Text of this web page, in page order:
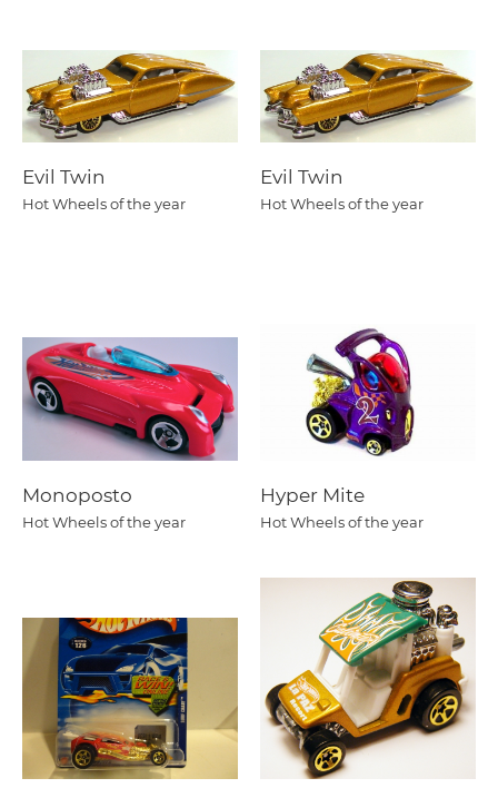
Evil Twin
Hot Wheels of the year
Evil Twin
Hot Wheels of the year
Monoposto
Hot Wheels of the year
Hyper Mite
Hot Wheels of the year